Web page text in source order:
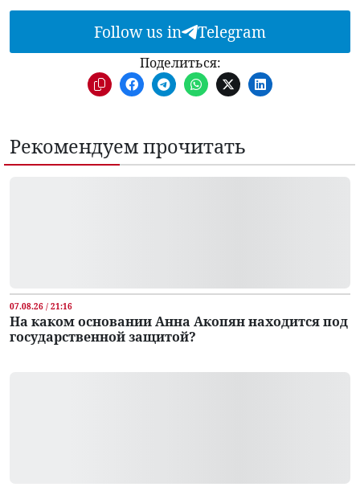
Follow us in Telegram
Поделиться:
Рекомендуем прочитать
07.08.26 / 21:16
На каком основании Анна Акопян находится под
государственной защитой?